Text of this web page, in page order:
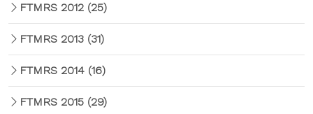
FTMRS 2012 (25)
FTMRS 2013 (31)
FTMRS 2014 (16)
FTMRS 2015 (29)